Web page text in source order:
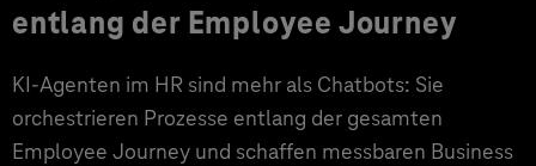
entlang der Employee Journey
KI‑Agenten im HR sind mehr als Chatbots: Sie
orchestrieren Prozesse entlang der gesamten
Employee Journey und schaffen messbaren Business